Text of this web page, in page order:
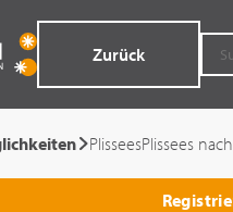
Zurück
PlisseesPlissees